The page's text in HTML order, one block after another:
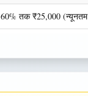
60% तक ₹25,000